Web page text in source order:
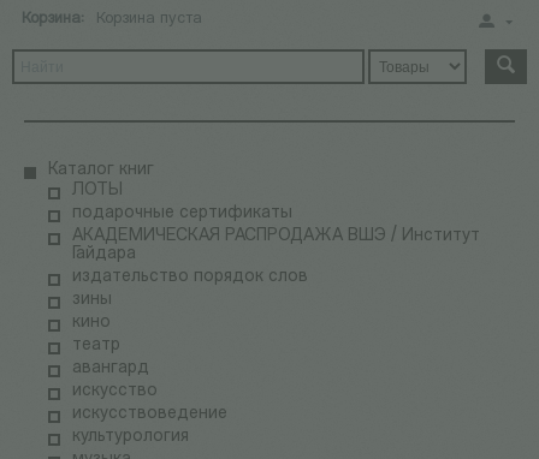
Корзина: Корзина пуста
Каталог книг
ЛОТЫ
подарочные сертификаты
АКАДЕМИЧЕСКАЯ РАСПРОДАЖА ВШЭ / Институт
Гайдара
издательство порядок слов
зины
кино
театр
авангард
искусство
искусствоведение
культурология